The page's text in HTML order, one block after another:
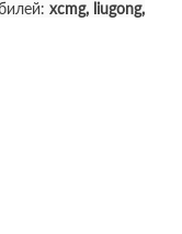
xcmg, liugong,